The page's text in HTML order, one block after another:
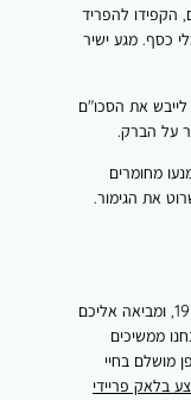
הקפידו להפריד
כסף. מגע ישיר
את הסכו"ם
על הברק.
מחומרים
את הגימור.
נעמן מלווה את משפחות ישראל מאז שנת 1939, ומביאה אליכם
ממשיכים
מושלם בחיי
בלאק פריידי